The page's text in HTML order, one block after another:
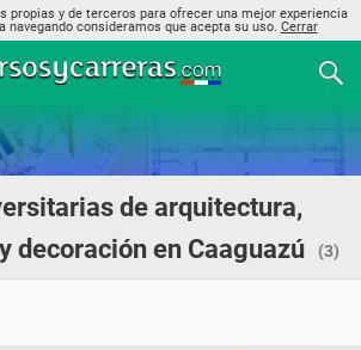
propias y de terceros para ofrecer una mejor experiencia
navegando consideramos que acepta su uso. Cerrar
de arquitectura,
decoración en Caaguazú
(3)